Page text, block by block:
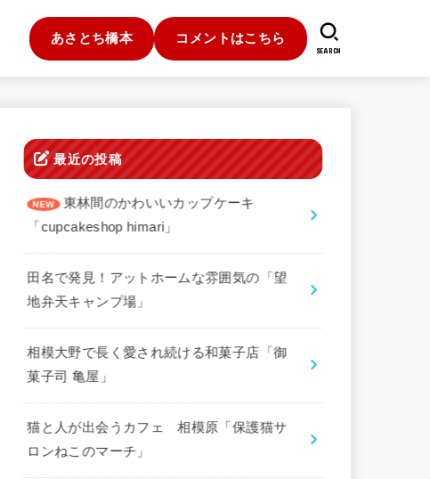
あさとち橋本 コメントはこちら
SEARCH
最近の投稿
東林間のかわいいカップケーキ
「cupcakeshop himari」
田名で発見！アットホームな雰囲気の「望
地弁天キャンプ場」
相模大野で長く愛され続ける和菓子店「御
菓子司 亀屋」
猫と人が出会うカフェ 相模原「保護猫サ
ロンねこのマーチ」